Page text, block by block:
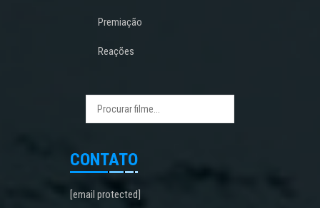
Premiação
Reações
CONTATO
[email protected]